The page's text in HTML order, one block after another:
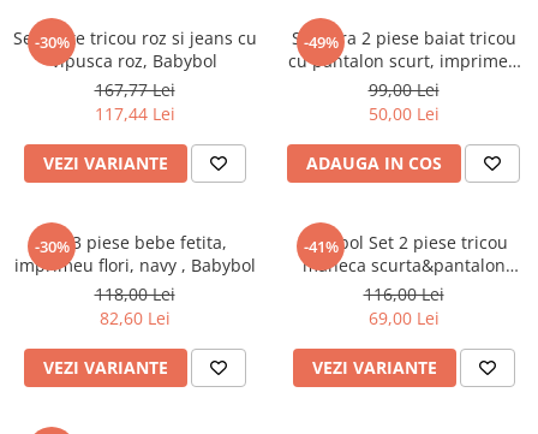
-30%
Set fetite tricou roz si jeans cu
vipusca roz, Babybol
167,77 Lei
117,44 Lei
VEZI VARIANTE
-49%
Set vara 2 piese baiat tricou
cu pantalon scurt, imprimeu
dino, Babybol
99,00 Lei
50,00 Lei
ADAUGA IN COS
-30%
Set 3 piese bebe fetita,
imprimeu flori, navy , Babybol
118,00 Lei
82,60 Lei
VEZI VARIANTE
-41%
Babybol Set 2 piese tricou
maneca scurta&pantalon
scurt, roz
116,00 Lei
69,00 Lei
VEZI VARIANTE